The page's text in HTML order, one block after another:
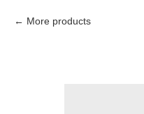
More products